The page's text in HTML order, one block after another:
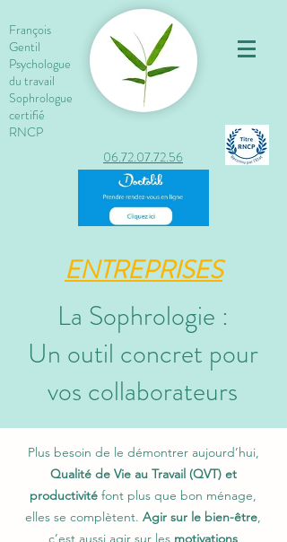
François
Gentil
Psychologue
du travail
Sophrologue
certifié
RNCP
06.72.07.72.56
ENTREPRISES
La Sophrologie :
Un outil concret pour
vos collaborateurs
Plus besoin de le démontrer aujourd’hui,
Qualité de Vie au Travail (QVT) et
productivité font plus que bon ménage,
elles se complètent. Agir sur le bien-être,
c’est aussi agir sur les motivations